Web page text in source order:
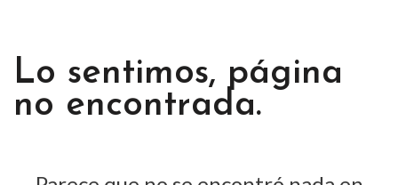
Lo sentimos, página
no encontrada.